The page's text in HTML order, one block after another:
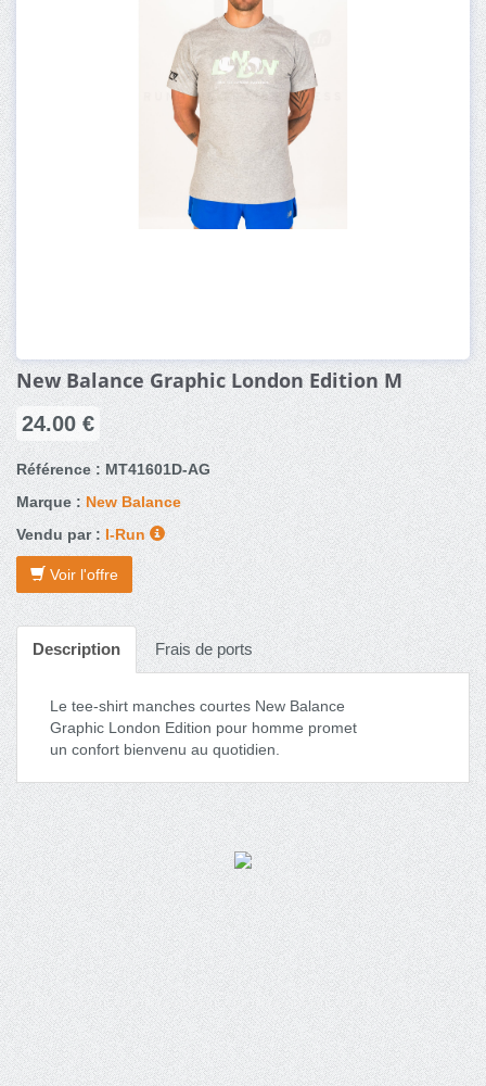
New Balance Graphic London Edition M
24.00 €
Référence : MT41601D-AG
Marque :New Balance
Vendu par :I-Run
Voir l'offre
Description Frais de ports
Le tee-shirt manches courtes New Balance
Graphic London Edition pour homme promet
un confort bienvenu au quotidien.